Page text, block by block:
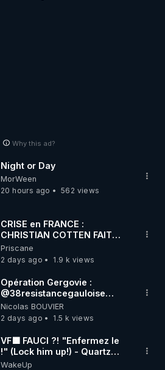
Why this ad?
Night or Day
MorWeen
20 hours ago
562 views
CRISE en FRANCE :
CHRISTIAN COTTEN FAIT
une étrange découverte
Priscane
2 days ago
1.9 k views
Opération Gergovie :
‪@38resistancegauloise‬
‪@MarionSigautOfficiel‬
‪@gladysriifard5710‬ Laëtitia
Nicolas BOUVIER
2 days ago
1.5 k views
VF🟩 FAUCI ?! "Enfermez le
!" (Lock him up!) - Quartz
Traduction
WakeUp